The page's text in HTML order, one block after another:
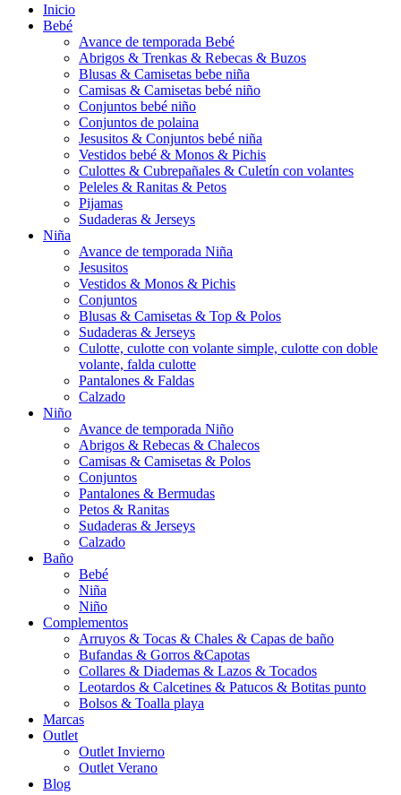
Inicio
Bebé
Avance de temporada Bebé
Abrigos & Trenkas & Rebecas & Buzos
Blusas & Camisetas bebe niña
Camisas & Camisetas bebé niño
Conjuntos bebé niño
Conjuntos de polaina
Jesusitos & Conjuntos bebé niña
Vestidos bebé & Monos & Pichis
Culottes & Cubrepañales & Culetín con volantes
Peleles & Ranitas & Petos
Pijamas
Sudaderas & Jerseys
Niña
Avance de temporada Niña
Jesusitos
Vestidos & Monos & Pichis
Conjuntos
Blusas & Camisetas & Top & Polos
Sudaderas & Jerseys
Culotte, culotte con volante simple, culotte con doble
volante, falda culotte
Pantalones & Faldas
Calzado
Niño
Avance de temporada Niño
Abrigos & Rebecas & Chalecos
Camisas & Camisetas & Polos
Conjuntos
Pantalones & Bermudas
Petos & Ranitas
Sudaderas & Jerseys
Calzado
Baño
Bebé
Niña
Niño
Complementos
Arruyos & Tocas & Chales & Capas de baño
Bufandas & Gorros &Capotas
Collares & Diademas & Lazos & Tocados
Leotardos & Calcetines & Patucos & Botitas punto
Bolsos & Toalla playa
Marcas
Outlet
Outlet Invierno
Outlet Verano
Blog